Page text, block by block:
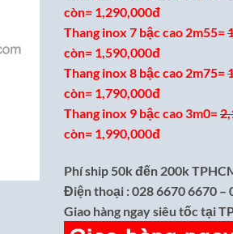
còn= 1,290,000đ
Thang inox 7 bậc cao 2m55=
còn= 1,590,000đ
Thang inox 8 bậc cao 2m75=
còn= 1,790,000đ
Thang inox 9 bậc cao 3m0=
còn= 1,990,000đ
Phí ship 50k đến 200k
Điện thoại : 028 6670 6670 –
Giao hàng ngay siêu tốc tại